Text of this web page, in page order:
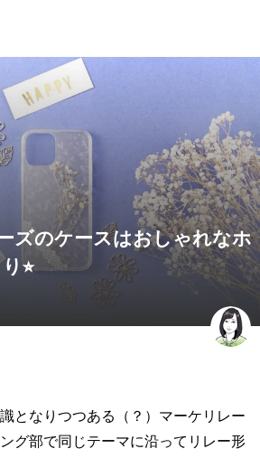
ズのケースはおしゃれなホ
⭐︎
となりつつある（？）マーケリレー
グ部で同じテーマに沿ってリレー形